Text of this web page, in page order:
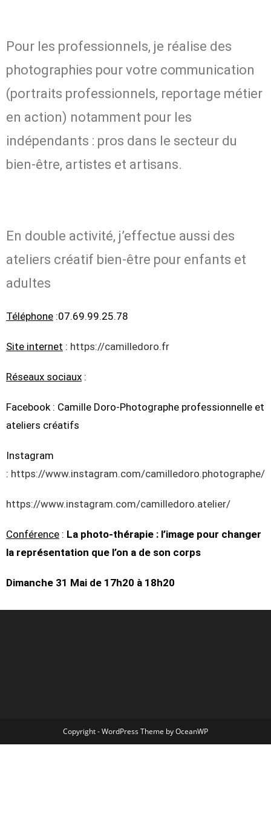
Pour les professionnels, je réalise des
photographies pour votre communication
(portraits professionnels, reportage métier
en action) notamment pour les
indépendants : pros dans le secteur du
bien-être, artistes et artisans.
En double activité, j’effectue aussi des
ateliers créatif bien-être pour enfants et
adultes
Téléphone :07.69.99.25.78
Site internet : https://camilledoro.fr
Réseaux sociaux :
Facebook : Camille Doro-Photographe professionnelle et
ateliers créatifs
Instagram
: https://www.instagram.com/camilledoro.photographe/
https://www.instagram.com/camilledoro.atelier/
Conférence : La photo-thérapie : l’image pour changer
la représentation que l’on a de son corps
Dimanche 31 Mai de 17h20 à 18h20
Copyright - WordPress Theme by OceanWP